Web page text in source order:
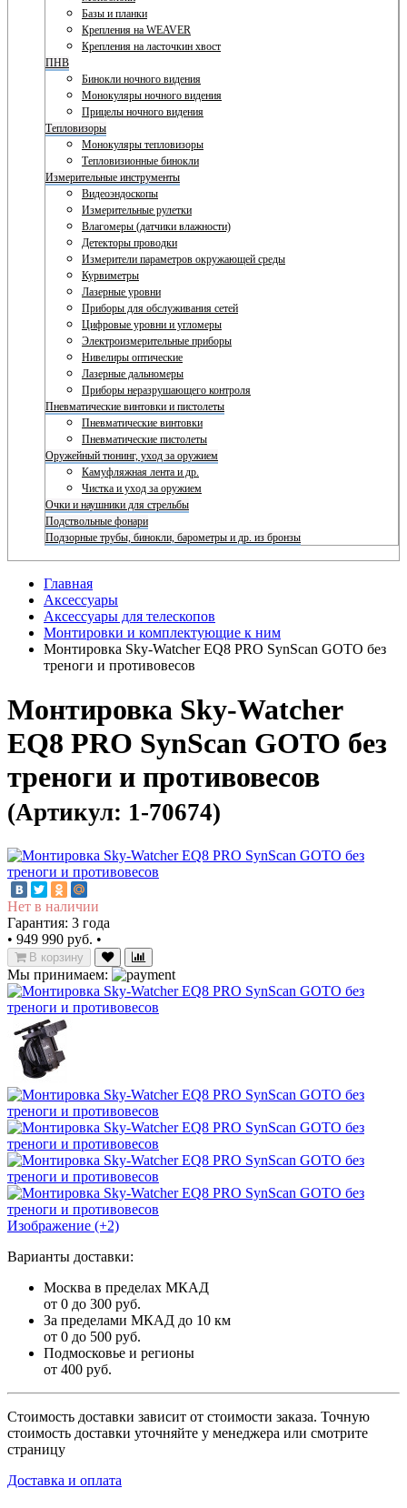
Базы и планки
Крепления на WEAVER
Крепления на ласточкин хвост
ПНВ
Бинокли ночного видения
Монокуляры ночного видения
Прицелы ночного видения
Тепловизоры
Монокуляры тепловизоры
Тепловизионные бинокли
Измерительные инструменты
Видеоэндоскопы
Измерительные рулетки
Влагомеры (датчики влажности)
Детекторы проводки
Измерители параметров окружающей среды
Курвиметры
Лазерные уровни
Приборы для обслуживания сетей
Цифровые уровни и угломеры
Электроизмерительные приборы
Нивелиры оптические
Лазерные дальномеры
Приборы неразрушающего контроля
Пневматические винтовки и пистолеты
Пневматические винтовки
Пневматические пистолеты
Оружейный тюнинг, уход за оружием
Камуфляжная лента и др.
Чистка и уход за оружием
Очки и наушники для стрельбы
Подствольные фонари
Подзорные трубы, бинокли, барометры и др. из бронзы
Главная
Аксессуары
Аксессуары для телескопов
Монтировки и комплектующие к ним
Монтировка Sky-Watcher EQ8 PRO SynScan GOTO без
треноги и противовесов
Монтировка Sky-Watcher
EQ8 PRO SynScan GOTO без
треноги и противовесов
(Артикул: 1-70674)
Нет в наличии
Гарантия: 3 года
• 949 990 руб. •
В корзину
Мы принимаем:
Изображение (+2)
Варианты доставки:
Москва в пределах МКАД
от 0 до 300 руб.
За пределами МКАД до 10 км
от 0 до 500 руб.
Подмосковье и регионы
от 400 руб.
Стоимость доставки зависит от стоимости заказа. Точную
стоимость доставки уточняйте у менеджера или смотрите
страницу
Доставка и оплата